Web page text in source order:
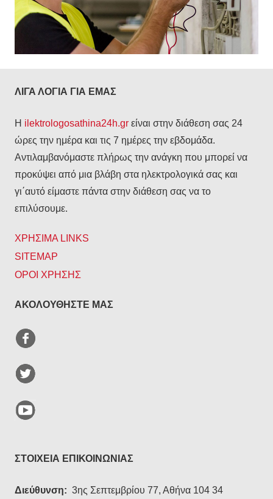
ΛΙΓΑ ΛΟΓΙΑ ΓΙΑ ΕΜΑΣ
Η ilektrologosathina24h.gr είναι στην διάθεση σας 24
ώρες την ημέρα και τις 7 ημέρες την εβδομάδα.
Αντιλαμβανόμαστε πλήρως την ανάγκη που μπορεί να
προκύψει από μια βλάβη στα ηλεκτρολογικά σας και
γι΄αυτό είμαστε πάντα στην διάθεση σας να το
επιλύσουμε.
ΧΡΗΣΙΜΑ LINKS
SITEMAP
ΟΡΟΙ ΧΡΗΣΗΣ
ΑΚΟΛΟΥΘΗΣΤΕ ΜΑΣ
ΣΤΟΙΧΕΙΑ ΕΠΙΚΟΙΝΩΝΙΑΣ
Διεύθυνση: 3ης Σεπτεμβρίου 77, Αθήνα 104 34